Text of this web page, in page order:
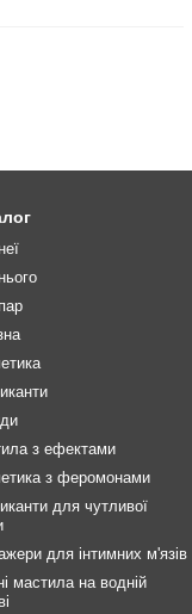
з ефектами
з феромонами
для чутливої
для інтимних м'язів
мастила на водній